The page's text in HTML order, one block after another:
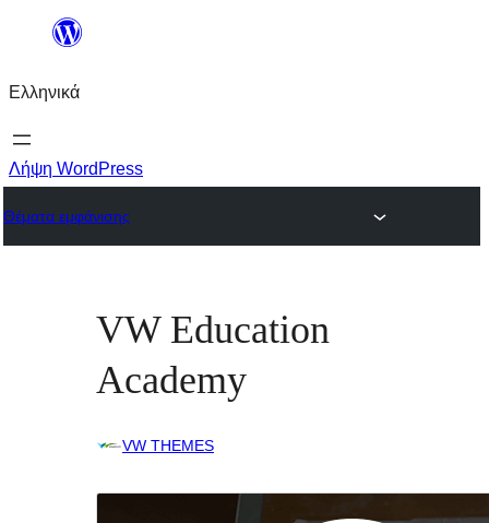
Μετάβαση
περιεχόμενο
Ελληνικά
Λήψη WordPress
Θέματα εμφάνισης
VW Education
Academy
VW THEMES